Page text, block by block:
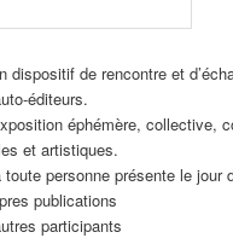
dispositif de rencontre et
éditeurs.
éphémère, collective,
et artistiques.
personne présente le jour
publications
participants